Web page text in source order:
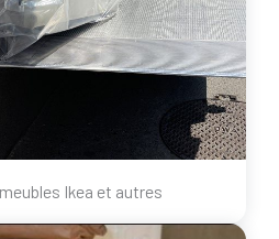
Ikea et autres